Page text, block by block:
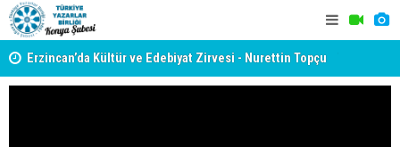
Erzincan’da Kültür ve Edebiyat Zirvesi - Nurettin Topçu
Sokağı Açılışı